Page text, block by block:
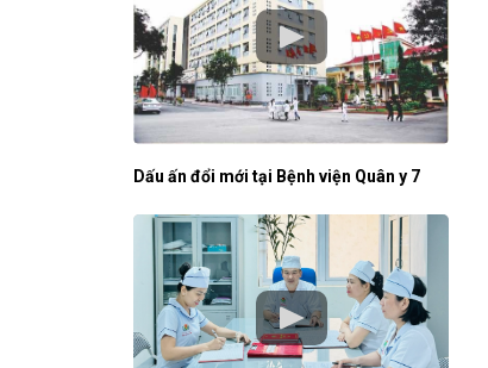
Dấu ấn đổi mới tại Bệnh viện Quân y 7